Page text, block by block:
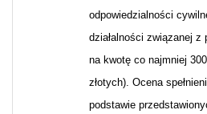
odpowiedzialności
działalności związanej z
na kwotę co najmniej
złotych). Ocena
podstawie